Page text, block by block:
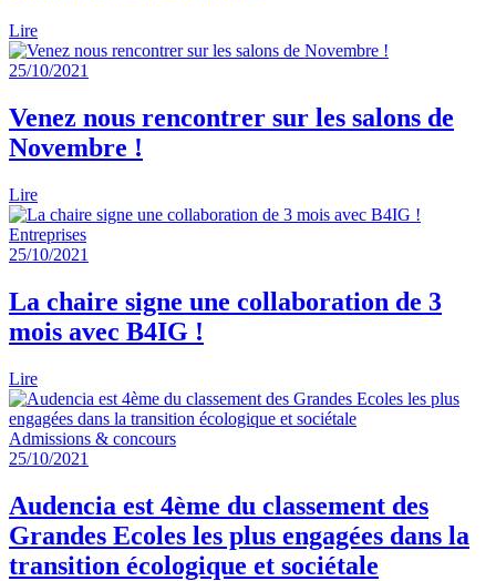
Lire
25/10/2021
Venez nous rencontrer sur les salons de
Novembre !
Lire
Entreprises
25/10/2021
La chaire signe une collaboration de 3
mois avec B4IG !
Lire
Admissions & concours
25/10/2021
Audencia est 4ème du classement des
Grandes Ecoles les plus engagées dans la
transition écologique et sociétale